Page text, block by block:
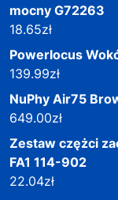
mocny G72263
18.65zł
Powerlocus
139.99zł
NuPhy Air75
649.00zł
Zestaw czężci
FA1 114-902
22.04zł